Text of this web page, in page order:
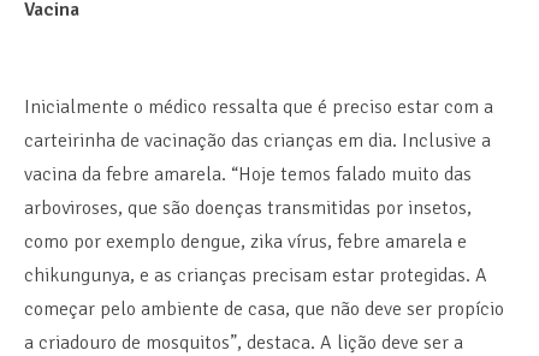
Vacina
Inicialmente o médico ressalta que é preciso estar com a
carteirinha de vacinação das crianças em dia. Inclusive a
vacina da febre amarela. “Hoje temos falado muito das
arboviroses, que são doenças transmitidas por insetos,
como por exemplo dengue, zika vírus, febre amarela e
chikungunya, e as crianças precisam estar protegidas. A
começar pelo ambiente de casa, que não deve ser propício
a criadouro de mosquitos”, destaca. A lição deve ser a